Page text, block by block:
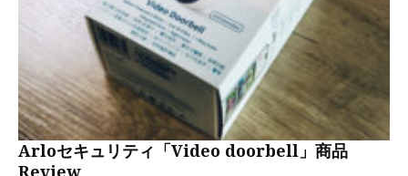
Arloセキュリティ「Video doorbell」商品
Review